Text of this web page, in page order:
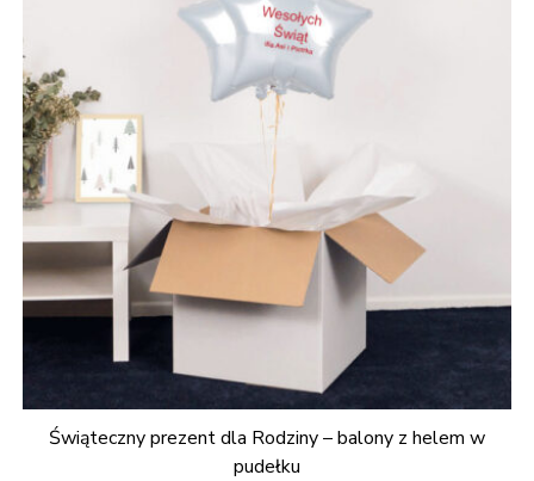
Świąteczny prezent dla Rodziny – balony z helem w
pudełku